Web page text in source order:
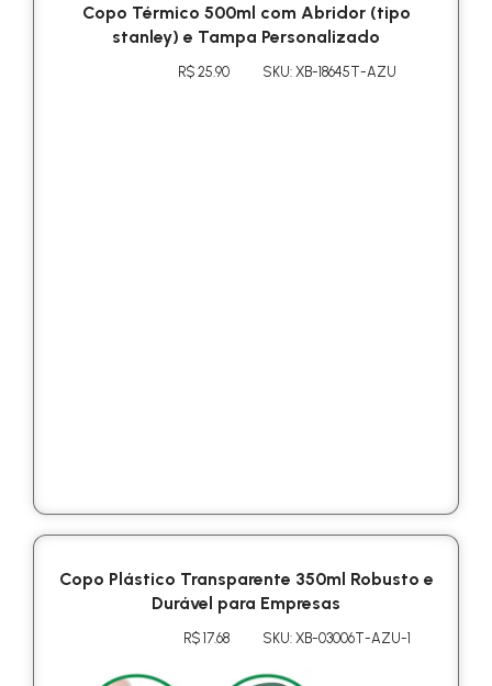
Copo Térmico 500ml com Abridor (tipo
stanley) e Tampa Personalizado
R$ 25.90 SKU: XB-18645T-AZU
Copo Plástico Transparente 350ml Robusto e
Durável para Empresas
R$ 17.68 SKU: XB-03006T-AZU-1